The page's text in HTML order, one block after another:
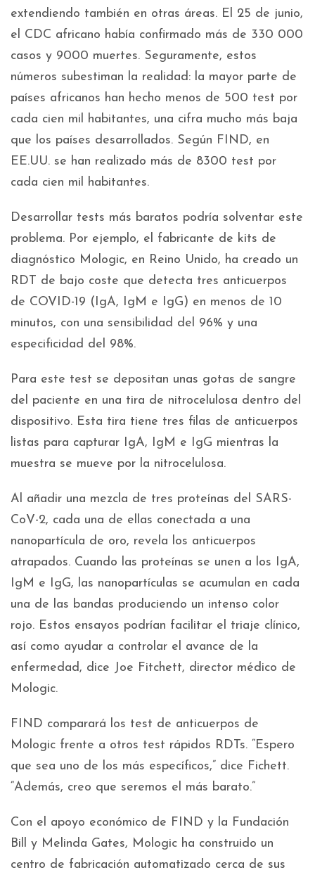
extendiendo también en otras áreas. El 25 de junio,
el CDC africano había confirmado más de 330 000
casos y 9000 muertes. Seguramente, estos
números subestiman la realidad: la mayor parte de
países africanos han hecho menos de 500 test por
cada cien mil habitantes, una cifra mucho más baja
que los países desarrollados. Según FIND, en
EE.UU. se han realizado más de 8300 test por
cada cien mil habitantes.
Desarrollar tests más baratos podría solventar este
problema. Por ejemplo, el fabricante de kits de
diagnóstico Mologic, en Reino Unido, ha creado un
RDT de bajo coste que detecta tres anticuerpos
de COVID-19 (IgA, IgM e IgG) en menos de 10
minutos, con una sensibilidad del 96% y una
especificidad del 98%.
Para este test se depositan unas gotas de sangre
del paciente en una tira de nitrocelulosa dentro del
dispositivo. Esta tira tiene tres filas de anticuerpos
listas para capturar IgA, IgM e IgG mientras la
muestra se mueve por la nitrocelulosa.
Al añadir una mezcla de tres proteínas del SARS-
CoV-2, cada una de ellas conectada a una
nanopartícula de oro, revela los anticuerpos
atrapados. Cuando las proteínas se unen a los IgA,
IgM e IgG, las nanopartículas se acumulan en cada
una de las bandas produciendo un intenso color
rojo. Estos ensayos podrían facilitar el triaje clínico,
así como ayudar a controlar el avance de la
enfermedad, dice Joe Fitchett, director médico de
Mologic.
FIND comparará los test de anticuerpos de
Mologic frente a otros test rápidos RDTs. “Espero
que sea uno de los más específicos,” dice Fichett.
“Además, creo que seremos el más barato.”
Con el apoyo económico de FIND y la Fundación
Bill y Melinda Gates, Mologic ha construido un
centro de fabricación automatizado cerca de sus